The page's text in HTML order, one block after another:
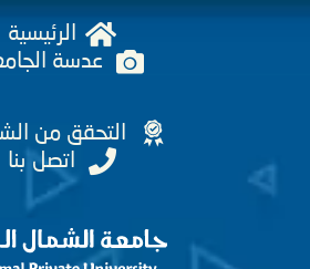
الرئيسية
عدسة الجامعة
التحقق من الشهادة
اتصل بنا